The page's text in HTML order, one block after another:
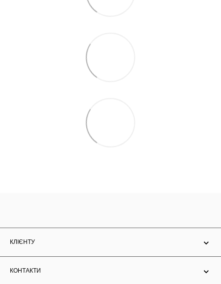
КЛІЄНТУ
КОНТАКТИ